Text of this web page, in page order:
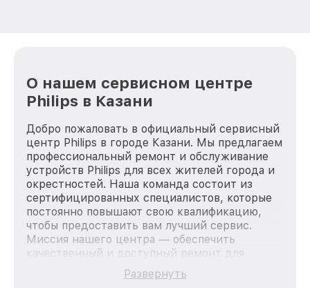
О нашем сервисном центре
Philips в Казани
Добро пожаловать в официальный сервисный
центр Philips в городе Казани. Мы предлагаем
профессиональный ремонт и обслуживание
устройств Philips для всех жителей города и
окрестностей. Наша команда состоит из
сертифицированных специалистов, которые
постоянно повышают свою квалификацию,
чтобы предоставить вам лучший сервис.
Миссия нашего центра — обеспечить
качественный и доступный ремонт для
каждого пользователя продукции Philips, вне
зависимости от сложности поломки. Мы
Развернуть